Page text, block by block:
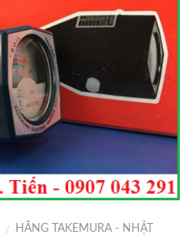
/
HÃNG TAKEMURA - NHẬT